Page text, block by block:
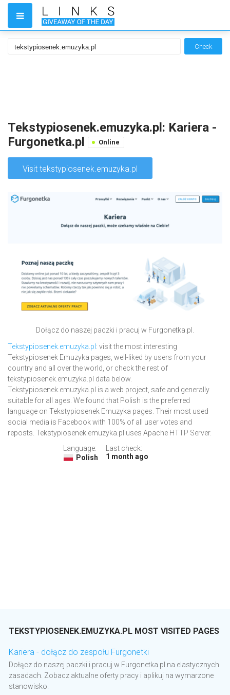
Check
Tekstypiosenek.emuzyka.pl: Kariera -
Furgonetka.pl
Online
Visit tekstypiosenek.emuzyka.pl
Dołącz do naszej paczki i pracuj w Furgonetka.pl.
Tekstypiosenek.emuzyka.pl : visit the most interesting
Tekstypiosenek Emuzyka pages, well-liked by users from your
country and all over the world, or check the rest of
tekstypiosenek.emuzyka.pl data below.
Tekstypiosenek.emuzyka.pl is a web project, safe and generally
suitable for all ages. We found that Polish is the preferred
language on Tekstypiosenek Emuzyka pages. Their most used
social media is Facebook with 100% of all user votes and
reposts. Tekstypiosenek.emuzyka.pl uses Apache HTTP Server.
Language:
Polish
Last check:
1 month ago
TEKSTYPIOSENEK.EMUZYKA.PL MOST VISITED PAGES
Kariera - dołącz do zespołu Furgonetki
Dołącz do naszej paczki i pracuj w Furgonetka.pl na elastycznych
zasadach. Zobacz aktualne oferty pracy i aplikuj na wymarzone
stanowisko.